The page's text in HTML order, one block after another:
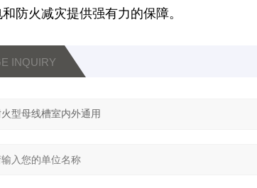
防火减灾提供强有力的保障。
INQUIRY